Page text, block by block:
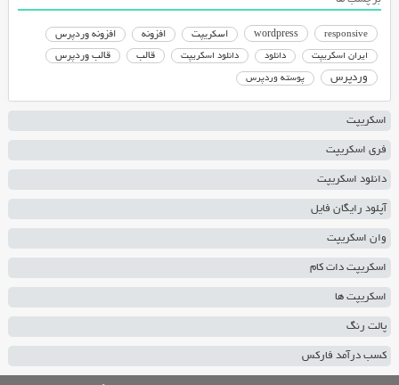
responsive
wordpress اسکریپت افزونه افزونه وردپرس
ایران اسکریپت دانلود دانلود اسکریپت قالب قالب وردپرس
وردپرس پوسته وردپرس
اسکریپت
فری اسکریپت
دانلود اسکریپت
آپلود رایگان فایل
وان اسکریپت
اسکریپت دات کام
اسکریپت ها
پالت رنگ
کسب درآمد فارکس